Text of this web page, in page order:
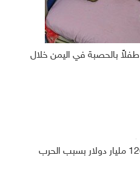
الصحة العالمية تعلن وفاة 413 طفلاً بالحصبة في اليمن خلال